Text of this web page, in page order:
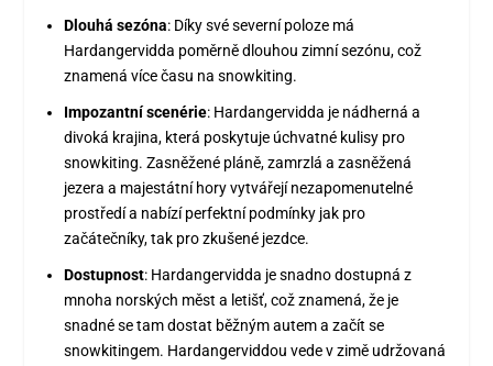
Dlouhá sezóna: Díky své severní poloze má
Hardangervidda poměrně dlouhou zimní sezónu, což
znamená více času na snowkiting.
Impozantní scenérie: Hardangervidda je nádherná a
divoká krajina, která poskytuje úchvatné kulisy pro
snowkiting. Zasněžené pláně, zamrzlá a zasněžená
jezera a majestátní hory vytvářejí nezapomenutelné
prostředí a nabízí perfektní podmínky jak pro
začátečníky, tak pro zkušené jezdce.
Dostupnost: Hardangervidda je snadno dostupná z
mnoha norských měst a letišť, což znamená, že je
snadné se tam dostat běžným autem a začít se
snowkitingem. Hardangerviddou vede v zimě udržovaná